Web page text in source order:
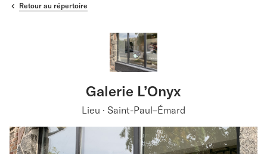
Retour au répertoire
Galerie L’Onyx
Lieu · Saint-Paul–Émard